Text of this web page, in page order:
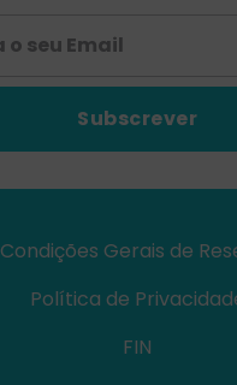
Subscrever
Condições Gerais de
Política de
FIN